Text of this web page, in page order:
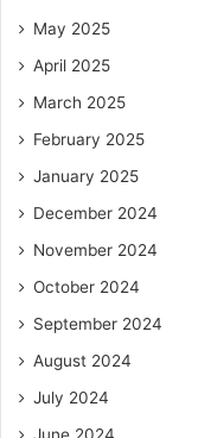
May 2025
April 2025
March 2025
February 2025
January 2025
December 2024
November 2024
October 2024
September 2024
August 2024
July 2024
June 2024